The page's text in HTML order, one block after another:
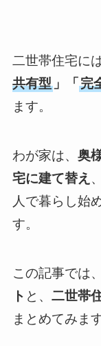
二世帯住宅に
共有型」「 完
ます。
わが家は、 奥
宅に建て替え
人で暮らし始
す。
この記事では、
ト と、 二世帯
まとめてみます